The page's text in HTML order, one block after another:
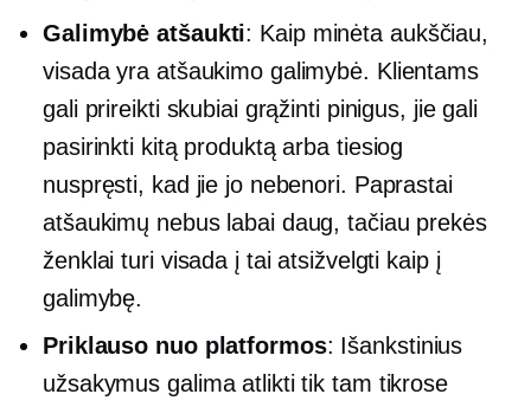
Galimybė atšaukti: Kaip minėta aukščiau,
visada yra atšaukimo galimybė. Klientams
gali prireikti skubiai grąžinti pinigus, jie gali
pasirinkti kitą produktą arba tiesiog
nuspręsti, kad jie jo nebenori. Paprastai
atšaukimų nebus labai daug, tačiau prekės
ženklai turi visada į tai atsižvelgti kaip į
galimybę.
Priklauso nuo platformos: Išankstinius
užsakymus galima atlikti tik tam tikrose